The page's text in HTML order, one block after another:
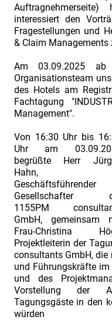
interessiert den
Fragestellungen und
& Claim Managements
Am 03.09.2025
Organisationsteam
des Hotels am
Fachtagung
Management".
Von 16:30 Uhr bis
Uhr am
begrüßte Herr
Hahn,
Geschäftsführender
Gesellschafter
1155PM
GmbH, gemeinsam
Frau-Christina
Projektleiterin der
consultants GmbH, die
und Führungskräfte
und des
Vorstellung der
Tagungsgäste in den
würden
Claim
Management.
Erinnerung
den
Contract
&
Management.
Gerald
Münz.
2025:
Contract
&